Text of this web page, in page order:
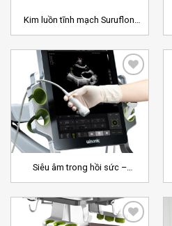
Kim luồn tĩnh mạch Suruflon,
Add to
Wishlist
Siêu âm trong hồi sức –